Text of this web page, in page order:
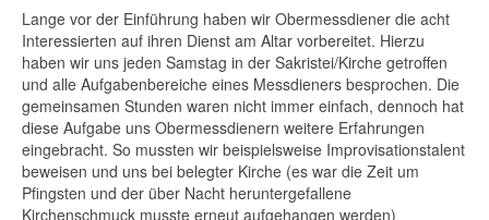
Lange vor der Einführung haben wir Obermessdiener die acht
Interessierten auf ihren Dienst am Altar vorbereitet. Hierzu
haben wir uns jeden Samstag in der Sakristei/Kirche getroffen
und alle Aufgabenbereiche eines Messdieners besprochen. Die
gemeinsamen Stunden waren nicht immer einfach, dennoch hat
diese Aufgabe uns Obermessdienern weitere Erfahrungen
eingebracht. So mussten wir beispielsweise Improvisationstalent
beweisen und uns bei belegter Kirche (es war die Zeit um
Pfingsten und der über Nacht heruntergefallene
Kirchenschmuck musste erneut aufgehangen werden)